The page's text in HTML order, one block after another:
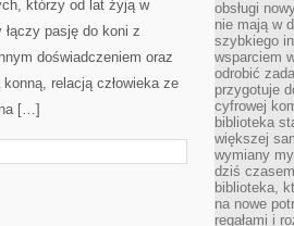
którzy od lat żyją w
pasję do koni z
doświadczeniem oraz
relacją człowieka ze
[…]
obsługi
nie mają w
szybkiego
wsparciem
odrobić
przygotuje
cyfrowej
biblioteka
większej
wymiany
dziś
biblioteka,
na nowe
regałami i